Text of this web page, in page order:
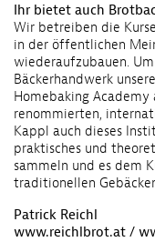
Ihr bietet auch
Wir betreiben die
in der öffentlichen
wiederaufzubauen.
Bäckerhandwerk
Homebaking Academy
renommierten,
Kappl auch dieses
praktisches und
sammeln und es dem
traditionellen
Patrick Reichl
www.reichlbrot.at /